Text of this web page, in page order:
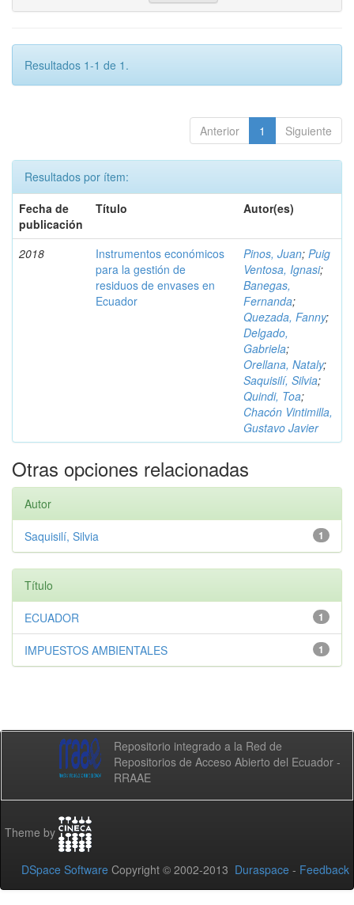
Resultados 1-1 de 1.
Anterior 1 Siguiente
Resultados por ítem:
Fecha de
publicación
Título Autor(es)
2018
Instrumentos económicos
para la gestión de
residuos de envases en
Ecuador
Pinos, Juan; Puig
Ventosa, Ignasi;
Banegas,
Fernanda;
Quezada, Fanny;
Delgado,
Gabriela;
Orellana, Nataly;
Saquisilí, Silvia;
Quindi, Toa;
Chacón Vintimilla,
Gustavo Javier
Otras opciones relacionadas
Autor
1
Saquisilí, Silvia
Título
1
ECUADOR
1
IMPUESTOS AMBIENTALES
Repositorio integrado a la Red de
Repositorios de Acceso Abierto del Ecuador -
RRAAE
Theme by
DSpace Software Copyright © 2002-2013 Duraspace - Feedback